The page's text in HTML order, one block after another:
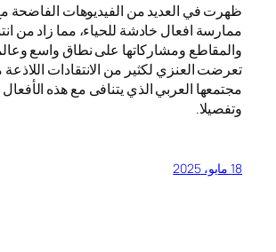
ظهرت في العديد من الفيديوهات الفاضحة مع
ممارسة افعال خادشة للحياء، مما زاد من
والمقاطع ومشاركاتها على نطاق واسع
تعرضت العنزي لكثير من الانتقادات
مجتمعها العربي الذي يتنافى مع هذه
وتفصيلا.
18 مايو، 2025